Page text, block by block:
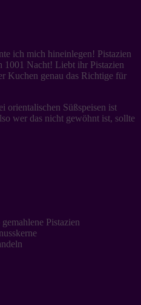
ich mich hineinlegen! Pistazien
1001 Nacht! Liebt ihr Pistazien
Kuchen genau das Richtige für
orientalischen Süßspeisen ist
wer das nicht gewöhnt ist, sollte
Pistazien